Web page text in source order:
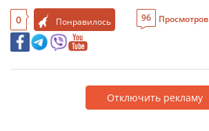
0 Понравилось 96 Просмотров
Отключить рекламу